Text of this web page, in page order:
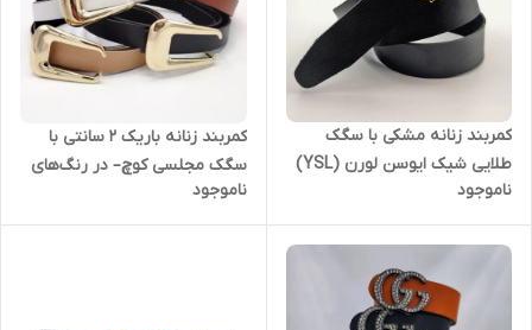
کمربند زنانه مشکی با سگک
طلایی شیک ایوسن لورن (YSL)
ناموجود
کمربند زنانه باریک 2 سانتی با
سگک مجلسی کوچ– در رنگ‌های
متنوع و طراحی ظریف
ناموجود